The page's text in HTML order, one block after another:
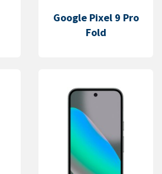
Google Pixel 9 Pro
Fold